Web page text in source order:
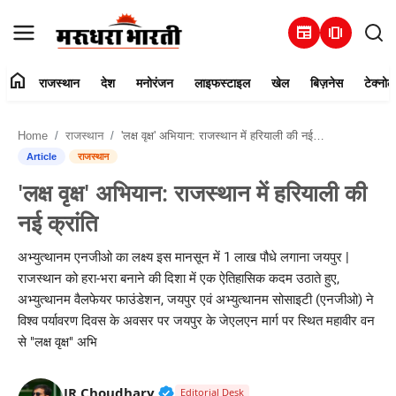
newspaper amp_stories
संपर्क करें
राजस्थान
मनोरंजन
लाइफस्टाइल
home राजस्थान देश मनोरंजन लाइफस्टाइल खेल बिज़नेस
Home राजस्थान 'लक्ष वृक्ष' अभियान: राजस्थान में हरियाली की नई क्रांति
Article राजस्थान
'लक्ष वृक्ष' अभियान: राजस्थान में हरियाली की
नई क्रांति
अभ्युत्थानम एनजीओ का लक्ष्य इस मानसून में 1 लाख पौधे लगाना जयपुर |
राजस्थान को हरा-भरा बनाने की दिशा में एक ऐतिहासिक कदम उठाते हुए,
अभ्युत्थानम वैलफेयर फाउंडेशन, जयपुर एवं अभ्युत्थानम सोसाइटी (एनजीओ) ने
विश्व पर्यावरण दिवस के अवसर पर जयपुर के जेएलएन मार्ग पर स्थित महावीर वन
से "लक्ष वृक्ष" अभि
JR Choudhary Verified Public Figure • 30 Mar,
Editorial Desk